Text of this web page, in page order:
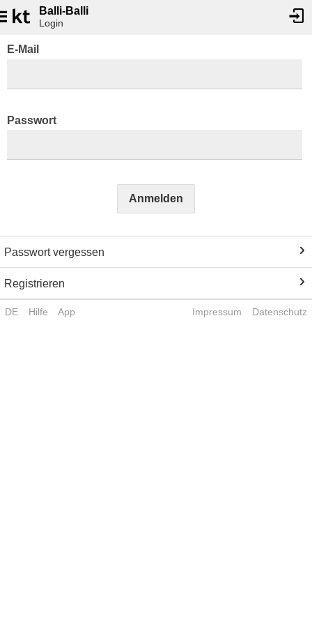
Balli-Balli
Login
E-Mail
Passwort
Anmelden
Passwort vergessen
Registrieren
DE Hilfe App Impressum Datenschutz